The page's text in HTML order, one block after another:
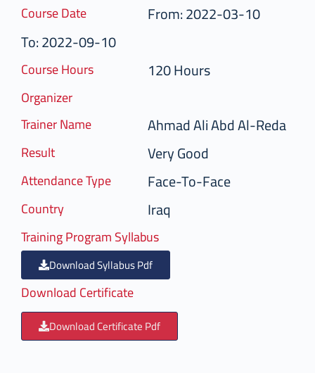
Course Date
From: 2022-03-10
To: 2022-09-10
Course Hours 120 Hours
Organizer
Trainer Name
Ahmad Ali Abd Al-Reda
Result Very Good
Attendance Type Face-To-Face
Country Iraq
Training Program Syllabus
Download Syllabus Pdf
Download Certificate
Download Certificate Pdf